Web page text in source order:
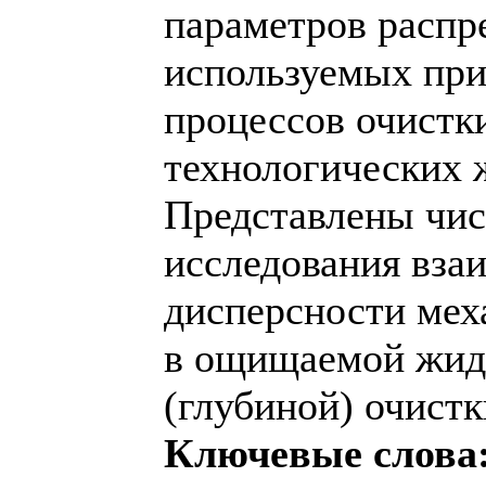
параметров
используемых
процессов
технологических
Представлены
исследования
дисперсности
в ощищаемой
(глубиной)
Ключевые